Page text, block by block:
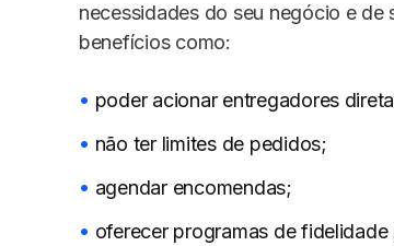
necessidades do seu negócio e
benefícios como:
poder acionar entregadores
não ter limites de pedidos;
agendar encomendas;
oferecer programas de